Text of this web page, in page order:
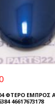
ΦΤΕΡΟ ΕΜΠΡΟΣ
46617673178